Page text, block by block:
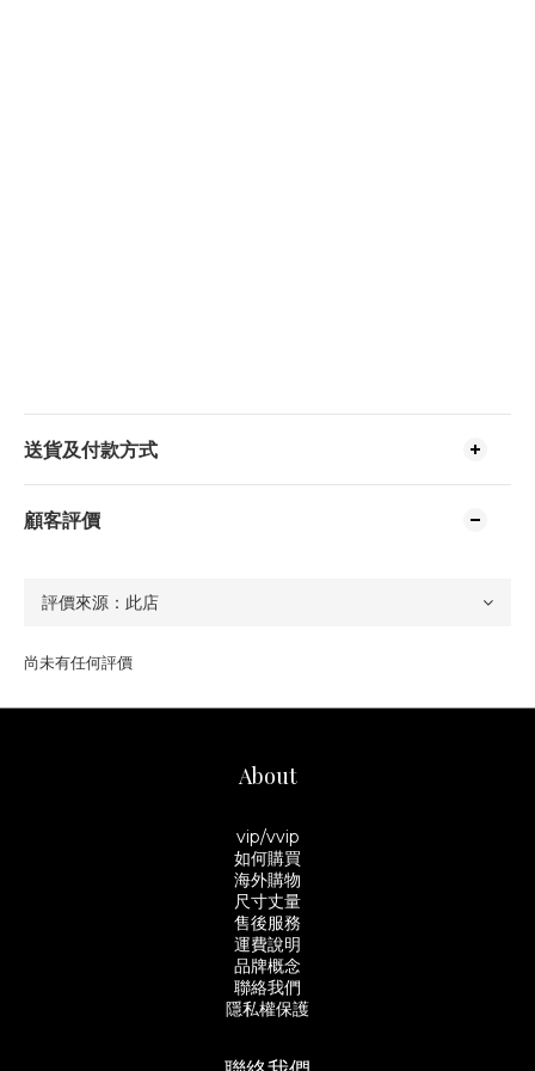
送貨及付款方式
顧客評價
尚未有任何評價
About
vip/vvip
如何購買
海外購物
尺寸丈量
售後服務
運費說明
品牌概念
聯絡我們
隱私權保護